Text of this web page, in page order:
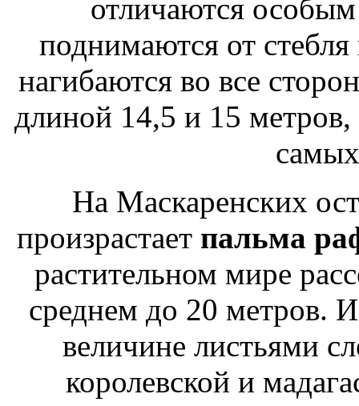
отличаются
поднимаются от
нагибаются во все
длиной 14,5 и 15 метров,
На Маскаренских
произрастает пальма
растительном мире
среднем до 20 метров.
величине листьями
королевской и